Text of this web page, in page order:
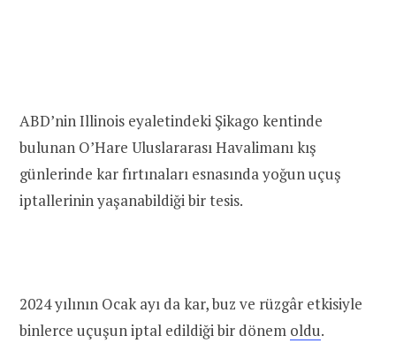
ABD’nin Illinois eyaletindeki Şikago kentinde
bulunan O’Hare Uluslararası Havalimanı kış
günlerinde kar fırtınaları esnasında yoğun uçuş
iptallerinin yaşanabildiği bir tesis.
2024 yılının Ocak ayı da kar, buz ve rüzgâr etkisiyle
binlerce uçuşun iptal edildiği bir dönem oldu.